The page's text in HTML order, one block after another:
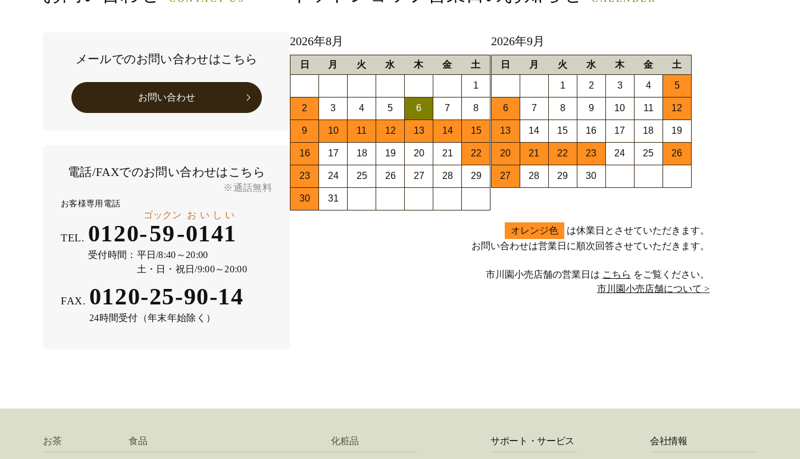
メールでのお問い合わせはこちら
お問い合わせ
電話/FAXでのお問い合わせはこちら
※通話無料
お客様専用電話
TEL. 0120-59
ゴックン
-0141
おいしい
受付時間： 平日/8:40～20:00
土・日・祝日/9:00～20:00
FAX. 0120-25-90-14
24時間受付（年末年始除く）
2026年8月
日 月 火 水 木 金 土
1
2 3 4 5 6 7 8
9 10 11 12 13 14 15
16 17 18 19 20 21 22
23 24 25 26 27 28 29
30 31
2026年9月
日 月 火 水 木 金 土
1 2 3 4 5
6 7 8 9 10 11 12
13 14 15 16 17 18 19
20 21 22 23 24 25 26
27 28 29 30
オレンジ色
は休業日とさせていただきます。
お問い合わせは営業日に順次回答させていただきます。
市川園小売店舗の営業日は こちら をご覧ください。
市川園小売店舗について >
お茶 食品 化粧品 サポート・サービス 会社情報